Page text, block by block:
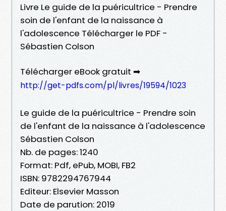
Livre Le guide de la puéricultrice - Prendre
soin de l'enfant de la naissance à
l'adolescence Télécharger le PDF -
Sébastien Colson
Télécharger eBook gratuit ➡
http://get-pdfs.com/pl/livres/19594/1023
Le guide de la puéricultrice - Prendre soin
de l'enfant de la naissance à l'adolescence
Sébastien Colson
Nb. de pages: 1240
Format: Pdf, ePub, MOBI, FB2
ISBN: 9782294767944
Editeur: Elsevier Masson
Date de parution: 2019